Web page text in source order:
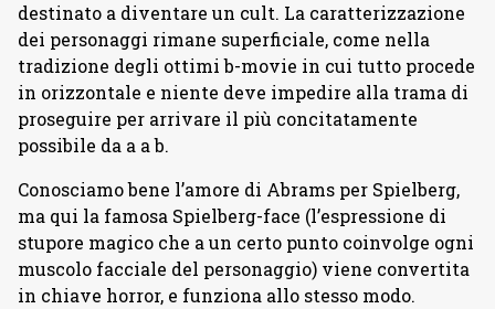
destinato a diventare un cult. La caratterizzazione
dei personaggi rimane superficiale, come nella
tradizione degli ottimi b-movie in cui tutto procede
in orizzontale e niente deve impedire alla trama di
proseguire per arrivare il più concitatamente
possibile da a a b.
Conosciamo bene l’amore di Abrams per Spielberg,
ma qui la famosa Spielberg-face (l’espressione di
stupore magico che a un certo punto coinvolge ogni
muscolo facciale del personaggio) viene convertita
in chiave horror, e funziona allo stesso modo.